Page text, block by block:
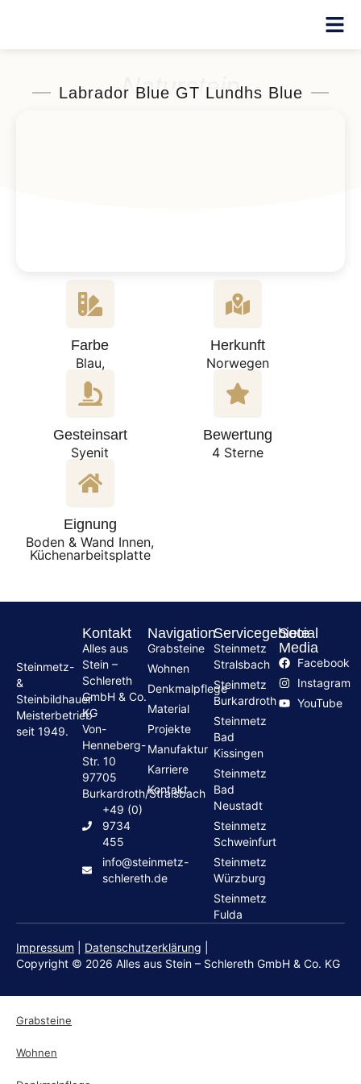
Naturstein
Labrador Blue GT Lundhs Blue
Farbe
Blau,
Herkunft
Norwegen
Gesteinsart
Syenit
Bewertung
4 Sterne
Eignung
Boden & Wand Innen,
Küchenarbeitsplatte
Steinmetz-
&
Steinbildhauer
Meisterbetrieb
seit 1949.
Kontakt
Alles aus
Stein –
Schlereth
GmbH & Co.
KG
Von-
Henneberg-
Str. 10
97705
Burkardroth/Stralsbach
+49 (0)
9734
455
info@steinmetz-
schlereth.de
Navigation
Grabsteine
Wohnen
Denkmalpflege
Material
Projekte
Manufaktur
Karriere
Kontakt
Servicegebiete
Steinmetz
Stralsbach
Steinmetz
Burkardroth
Steinmetz
Bad
Kissingen
Steinmetz
Bad
Neustadt
Steinmetz
Schweinfurt
Steinmetz
Würzburg
Steinmetz
Fulda
Social
Media
Facebook
Instagram
YouTube
Copyright © 2026 Alles aus Stein – Schlereth GmbH & Co. KG
Impressum Datenschutzerklärung
Grabsteine
Wohnen